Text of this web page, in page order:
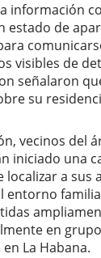
información
estado de
visibles de
señalaron
su
vecinos del
iniciado una
localizar a sus
entorno
en
La Habana.